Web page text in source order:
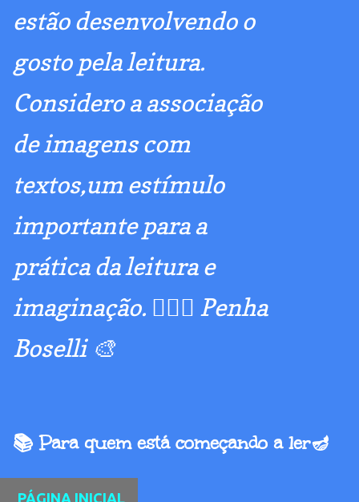
estão desenvolvendo o
gosto pela leitura.
Considero a associação
de imagens com
textos,um estímulo
importante para a
prática da leitura e
imaginação. 🧚🏼‍♂️ Penha
Boselli 🎨
📚 Para quem está começando a ler🪔
PÁGINA INICIAL